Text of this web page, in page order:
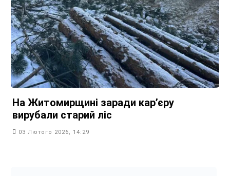
На Житомирщині заради кар’єру
вирубали старий ліс
03 Лютого 2026, 14:29